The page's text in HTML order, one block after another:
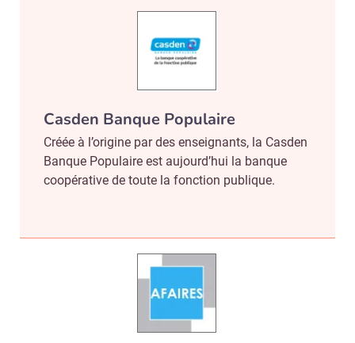
Casden Banque Populaire
Créée à l’origine par des enseignants, la Casden
Banque Populaire est aujourd’hui la banque
coopérative de toute la fonction publique.